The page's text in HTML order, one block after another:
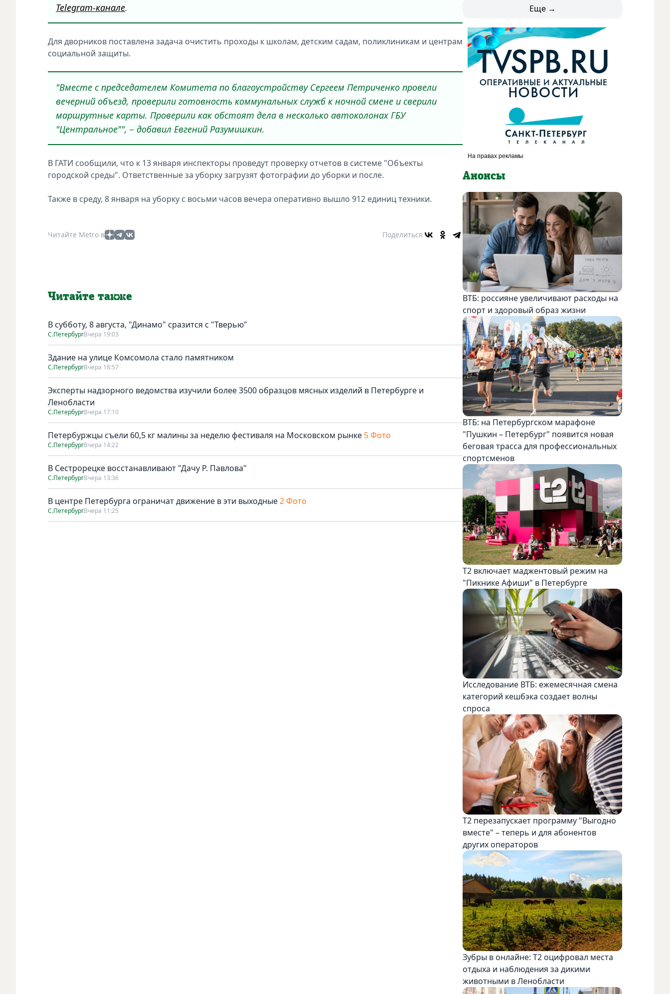
Telegram-канале.
Для дворников поставлена задача очистить проходы к школам, детским садам, поликлиникам и центрам
социальной защиты.
"Вместе с председателем Комитета по благоустройству Сергеем Петриченко провели
вечерний объезд, проверили готовность коммунальных служб к ночной смене и сверили
маршрутные карты. Проверили как обстоят дела в несколько автоколонах ГБУ
"Центральное"", – добавил Евгений Разумишкин.
В ГАТИ сообщили, что к 13 января инспекторы проведут проверку отчетов в системе "Объекты
городской среды". Ответственные за уборку загрузят фотографии до уборки и после.
Также в среду, 8 января на уборку с восьми часов вечера оперативно вышло 912 единиц техники.
Читайте Metro в Поделиться
Читайте также
В субботу, 8 августа, "Динамо" сразится с "Тверью"
С.ПетербургВчера 19:03
Здание на улице Комсомола стало памятником
С.ПетербургВчера 18:57
Эксперты надзорного ведомства изучили более 3500 образцов мясных изделий в Петербурге и
Ленобласти
С.ПетербургВчера 17:10
Петербуржцы съели 60,5 кг малины за неделю фестиваля на Московском рынке 5 Фото
С.ПетербургВчера 14:22
В Сестрорецке восстанавливают "Дачу Р. Павлова"
С.ПетербургВчера 13:36
В центре Петербурга ограничат движение в эти выходные2 Фото
С.ПетербургВчера 11:25
Еще →
Анонсы
ВТБ: россияне увеличивают расходы на
спорт и здоровый образ жизни
ВТБ: на Петербургском марафоне
"Пушкин – Петербург" появится новая
беговая трасса для профессиональных
спортсменов
Т2 включает маджентовый режим на
"Пикнике Афиши" в Петербурге
Исследование ВТБ: ежемесячная смена
категорий кешбэка создает волны
спроса
Т2 перезапускает программу "Выгодно
вместе" – теперь и для абонентов
других операторов
Зубры в онлайне: Т2 оцифровал места
отдыха и наблюдения за дикими
животными в Ленобласти